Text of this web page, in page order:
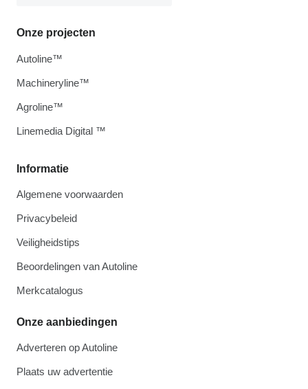
Informatie
Algemene voorwaarden
Privacybeleid
Veiligheidstips
Beoordelingen van Autoline
Merkcatalogus
Onze aanbiedingen
Adverteren op Autoline
Plaats uw advertentie
Onze projecten
Autoline™
Machineryline™
Agroline™
Linemedia Digital ™